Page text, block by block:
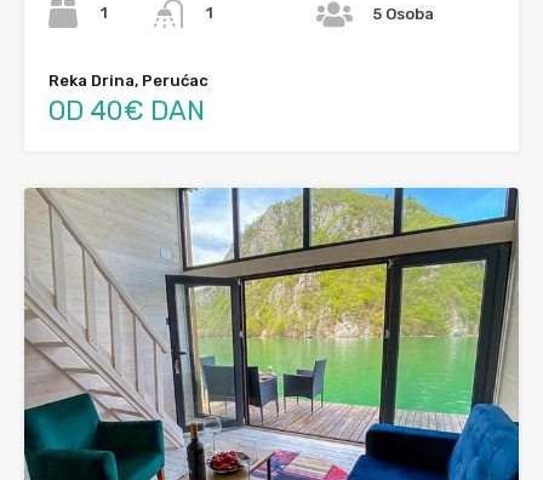
1
1
5 Osoba
Reka Drina, Perućac
OD 40€ DAN